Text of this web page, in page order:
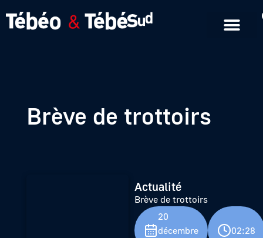
Brève de trottoirs
Actualité
Brève de trottoirs
20
décembre
02:28